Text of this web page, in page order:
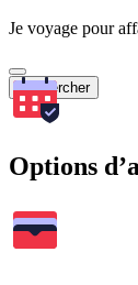
Je voyage pour
Rechercher
Options